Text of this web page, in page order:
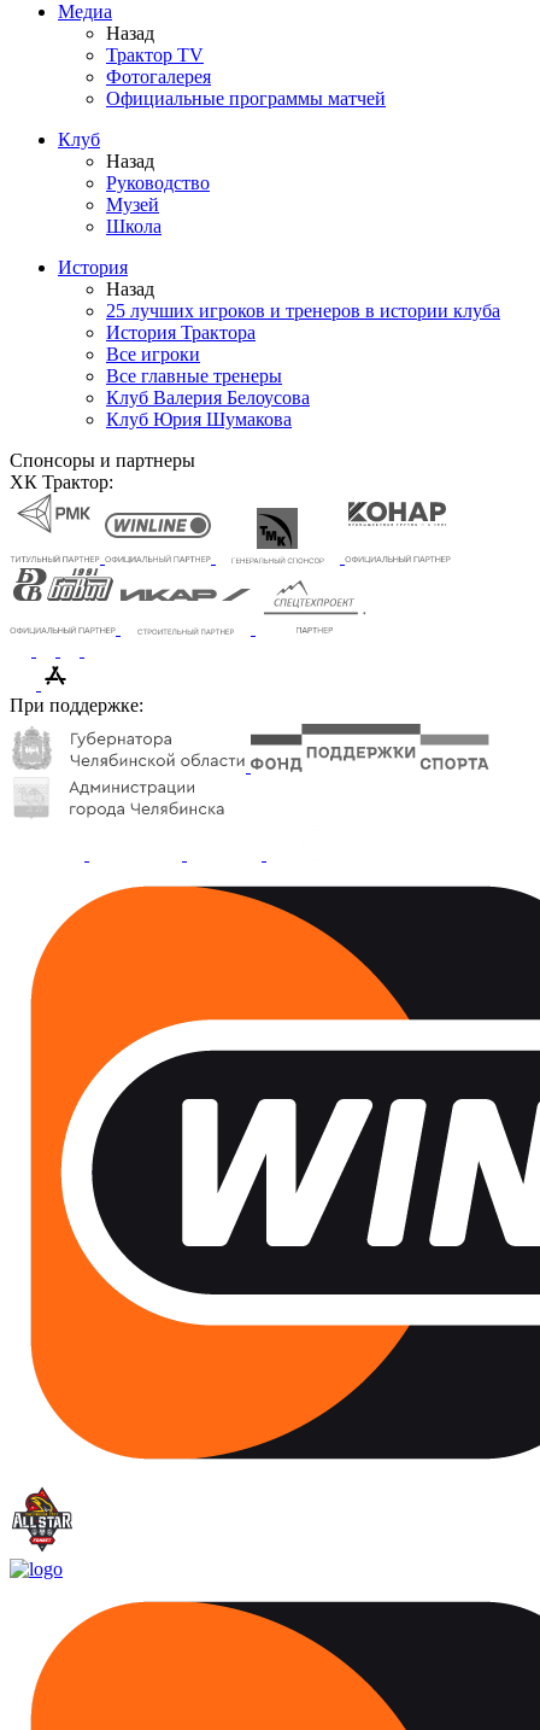
Медиа
Назад
Трактор TV
Фотогалерея
Официальные программы матчей
Клуб
Назад
Руководство
Музей
Школа
История
Назад
25 лучших игроков и тренеров в истории клуба
История Трактора
Все игроки
Все главные тренеры
Клуб Валерия Белоусова
Клуб Юрия Шумакова
Спонсоры и партнеры
ХК Трактор:
При поддержке: